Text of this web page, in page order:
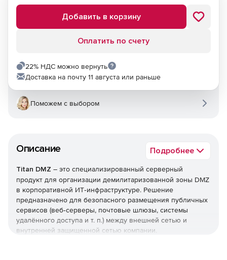
Описание Подробнее
Titan DMZ – это специализированный серверный
продукт для организации демилитаризованной зоны DMZ
в корпоративной ИТ‑инфраструктуре. Решение
предназначено для безопасного размещения публичных
сервисов (веб‑серверы, почтовые шлюзы, системы
удалённого доступа и т. п.) между внешней сетью и
внутренней защищенной сетью компании.
Добавить в корзину
Оплатить по счету
22% НДС можно вернуть
Доставка на почту 11 августа или раньше
Поможем с выбором